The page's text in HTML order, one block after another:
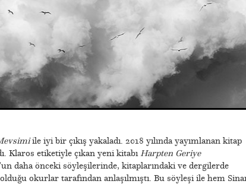
ile iyi bir çıkış yakaladı. 2018 yılında yayımlanan kitap
Klaros etiketiyle çıkan yeni kitabıHarpten Geriye
daha önceki söyleşilerinde, kitaplarındaki ve dergilerde
okurlar tarafından anlaşılmıştı. Bu söyleşi ile hem